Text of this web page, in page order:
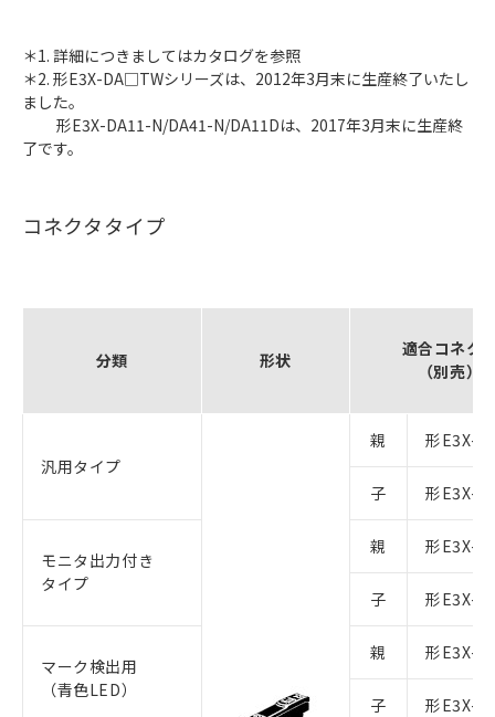
＊1. 詳細につきましてはカタログを参照
＊2. 形E3X-DA□TWシリーズは、2012年3月末に生産終了いたし
ました。
形E3X-DA11-N/DA41-N/DA11Dは、2017年3月末に生産終
了です。
コネクタタイプ
分類 形状
適合コネク
（別売）
汎用タイプ
親 形E3X-
子 形E3X-
モニタ出力付き
タイプ
親 形E3X-
子 形E3X-
マーク検出用
（青色LED）
親 形E3X-
子 形E3X-